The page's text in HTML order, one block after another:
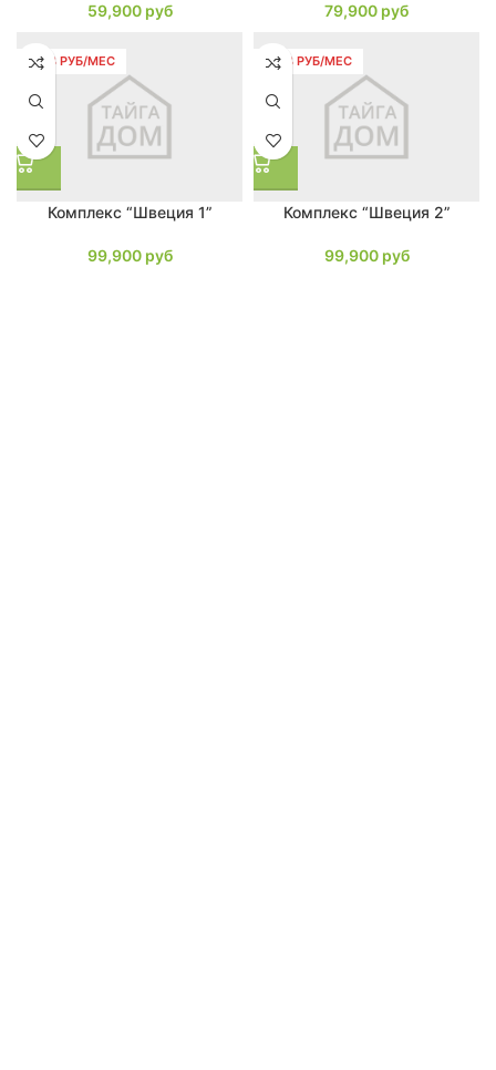
59,900 руб 79,900 руб
1898 РУБ/МЕС
Комплекс “Швеция 1”
99,900 руб
1898 РУБ/МЕС
Комплекс “Швеция 2”
99,900 руб